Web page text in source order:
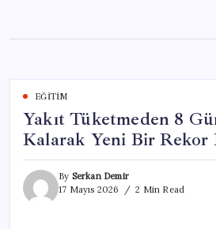
content
EĞITIM
Yakıt Tüketmeden 8
Kalarak Yeni Bir Rekor
By Serkan Demir
17 Mayıs 2026
2 Min Read